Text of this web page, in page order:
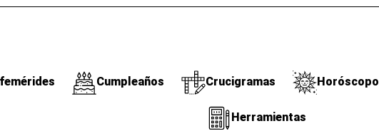
Cumpleaños Crucigramas Horóscopo
Herramientas